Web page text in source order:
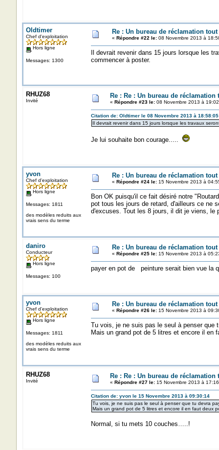
Oldtimer
Chef d'exploitation
Hors ligne
Messages: 1300
Re : Un bureau de réclamation
« Répondre #22 le:08 Novembre 2013 à
Il devrait revenir dans 15 jours lorsque les
commencer à poster.
RHUZ68
Invité
Re : Re : Un bureau de réclamation
« Répondre #23 le:08 Novembre 2013 à
Citation de: Oldtimer le 08 Novembre 2013 à 18:58:05
Il devrait revenir dans 15 jours lorsque les travaux
Je lui souhaite bon courage.....
yvon
Chef d'exploitation
Hors ligne
Messages: 1811
des modèles reduits aux
vrais sens du terme
Re : Un bureau de réclamation
« Répondre #24 le:15 Novembre 2013 à
Bon OK puisqu'il ce fait désiré notre
pot tous les jours de retard, d'ailleurs ce ne
d'excuses. Tout les 8 jours, il dit je viens, le
daniro
Conducteur
Hors ligne
Messages: 100
Re : Un bureau de réclamation
« Répondre #25 le:15 Novembre 2013 à
payer en pot de peinture serait bien vue la
yvon
Chef d'exploitation
Hors ligne
Messages: 1811
des modèles reduits aux
vrais sens du terme
Re : Un bureau de réclamation
« Répondre #26 le:15 Novembre 2013 à
Tu vois, je ne suis pas le seul à penser que
Mais un grand pot de 5 litres et encore il en
RHUZ68
Invité
Re : Re : Un bureau de réclamation
« Répondre #27 le:15 Novembre 2013 à
Citation de: yvon le 15 Novembre 2013 à 09:30:14
Tu vois, je ne suis pas le seul à penser que tu devra
Mais un grand pot de 5 litres et encore il en faut deux
Normal, si tu mets 10 couches…..!